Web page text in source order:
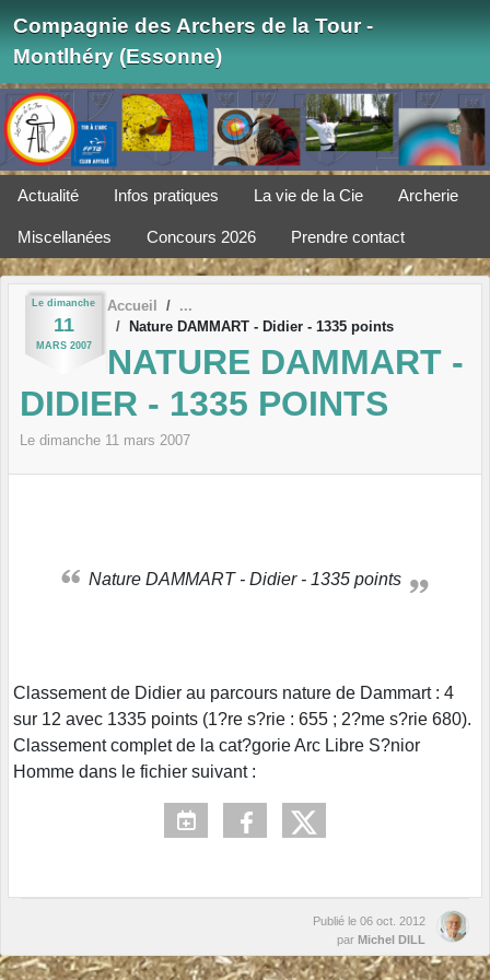
Compagnie des Archers de la Tour -
Montlhéry (Essonne)
Actualité Infos pratiques La vie de la Cie Archerie
Miscellanées Concours 2026 Prendre contact
Le dimanche
11
MARS 2007
Accueil
Nature DAMMART - Didier - 1335 points
NATURE DAMMART -
DIDIER - 1335 POINTS
Le dimanche 11 mars 2007
Nature DAMMART - Didier - 1335 points
Classement de Didier au parcours nature de Dammart : 4
sur 12 avec 1335 points (1?re s?rie : 655 ; 2?me s?rie 680).
Classement complet de la cat?gorie Arc Libre S?nior
Homme dans le fichier suivant :
Publié le 06 oct. 2012
par Michel DILL